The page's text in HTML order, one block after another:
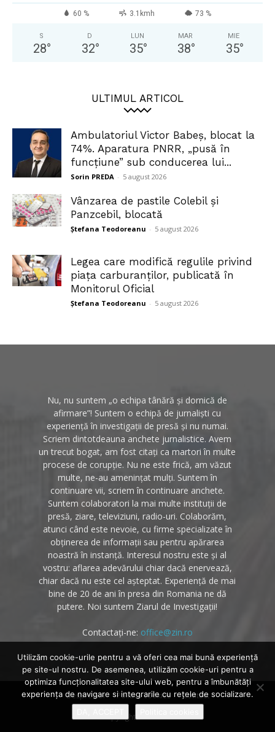
60 % 3.1kmh 73 %
S
28°
D
32°
LUN
35°
MAR
38°
MIE
35°
ULTIMUL ARTICOL
Ambulatoriul Victor Babeș, blocat la
74%. Aparatura PNRR, „pusă în
funcțiune” sub conducerea lui...
Sorin PREDA - 5 august 2026
Vânzarea de pastile Colebil și
Panzcebil, blocată
Ștefana Teodoreanu - 5 august 2026
Legea care modifică regulile privind
piața carburanților, publicată în
Monitorul Oficial
Ștefana Teodoreanu - 5 august 2026
Nu, nu suntem „o echipa tânără și dornică de
afirmare”! Suntem o echipă de jurnaliști cu
experiență în investigații de presă și nu numai.
Scriem dintotdeauna anchete jurnalistice. Avem
un trecut bogat, am fost citați ca martori în multe
procese de corupție. Nu ne este frică, am văzut
multe, ne-au amenințat mulți. Suntem în
continuare vii, scriem în continuare anchete.
Suntem colaboratori la mai multe instituții de
presă, ziare, televiziuni, radio-uri. Colaborăm,
atunci când este nevoie, cu firme specializate în
obținerea de informații sau pentru apărarea
noastră în instanță. Interesul nostru este și al
vostru: aflarea adevărului chiar dacă enervează,
chiar dacă nu este cel așteptat. Experiență de mai
bine de 20 de ani în presa din Romania ne dă
putere. Noi suntem Ziarul de Investigații!
Contactați-ne: office@zin.ro
Despre noi Politica cookies Contact
© Copyright 2020 - Zin.ro
Utilizăm cookie-urile pentru a vă oferi cea mai bună experiență
pe site-ul nostru. De asemenea, utilizăm cookie-uri pentru a
optimiza funcţionalitatea site-ului web, pentru a îmbunătăţi
experienţa de navigare si integrarile cu reţele de socializare.